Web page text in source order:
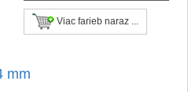
Viac farieb naraz ...
mm